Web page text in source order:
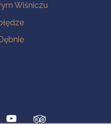
Wiśniczu